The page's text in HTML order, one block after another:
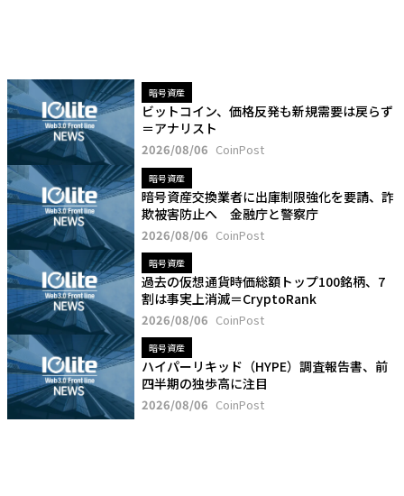
暗号資産
ビットコイン、価格反発も新規需要は戻らず
＝アナリスト
2026/08/06 CoinPost
暗号資産
暗号資産交換業者に出庫制限強化を要請、詐
欺被害防止へ 金融庁と警察庁
2026/08/06 CoinPost
暗号資産
過去の仮想通貨時価総額トップ100銘柄、7
割は事実上消滅＝CryptoRank
2026/08/06 CoinPost
暗号資産
ハイパーリキッド（HYPE）調査報告書、前
四半期の独歩高に注目
2026/08/06 CoinPost